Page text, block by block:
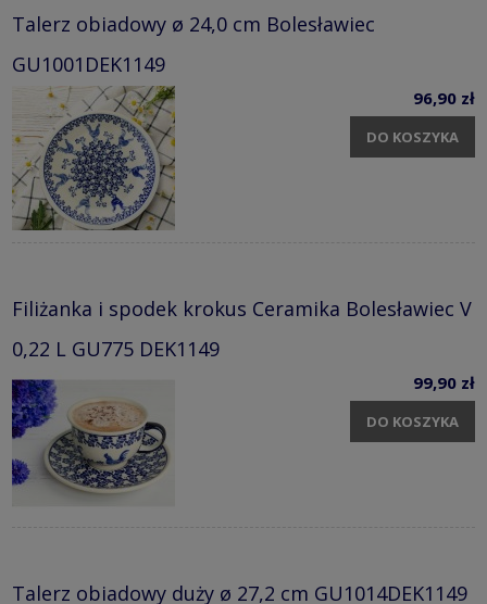
Talerz obiadowy ø 24,0 cm Bolesławiec
GU1001DEK1149
96,90 zł
DO KOSZYKA
Filiżanka i spodek krokus Ceramika Bolesławiec V
0,22 L GU775 DEK1149
99,90 zł
DO KOSZYKA
Talerz obiadowy duży ø 27,2 cm GU1014DEK1149